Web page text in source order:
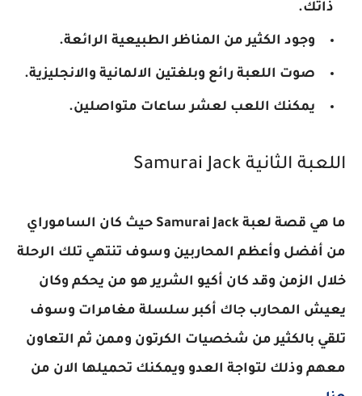
ذاتك.
وجود الكثير من المناظر الطبيعية الرائعة.
صوت اللعبة رائع وبلغتين الالمانية والانجليزية.
يمكنك اللعب لعشر ساعات متواصلين.
اللعبة الثانية Samurai Jack
ما هي قصة لعبة Samurai Jack حيث كان الساموراي
من أفضل وأعظم المحاربين وسوف تنتهي تلك الرحلة
خلال الزمن وقد كان أكيو الشرير هو من يحكم وكان
يعيش المحارب جاك أكبر سلسلة مغامرات وسوف
تلقي بالكثير من شخصيات الكرتون وممن ثم التعاون
معهم وذلك لتواجة العدو ويمكنك تحميلها الان من